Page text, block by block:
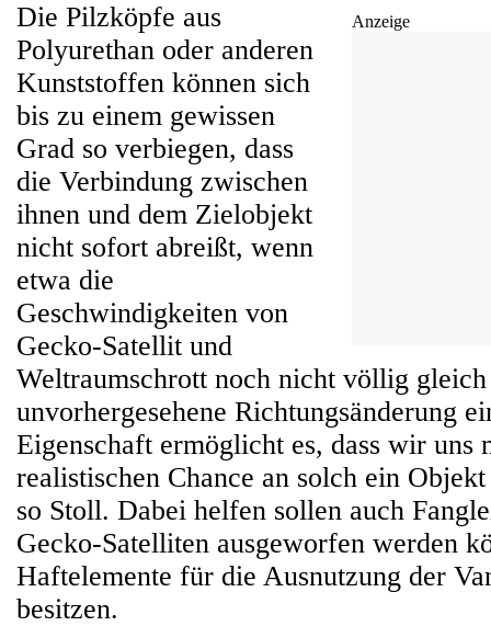
Anzeige
Die Pilzköpfe aus
Polyurethan oder anderen
Kunststoffen können sich
bis zu einem gewissen
Grad so verbiegen, dass
die Verbindung zwischen
ihnen und dem Zielobjekt
nicht sofort abreißt, wenn
etwa die
Geschwindigkeiten von
Gecko-Satellit und
Weltraumschrott noch nicht völlig
unvorhergesehene Richtungsänderung
Eigenschaft ermöglicht es, dass wir uns
realistischen Chance an solch ein
so Stoll. Dabei helfen sollen auch
Gecko-Satelliten ausgeworfen werden
Haftelemente für die Ausnutzung der
besitzen.